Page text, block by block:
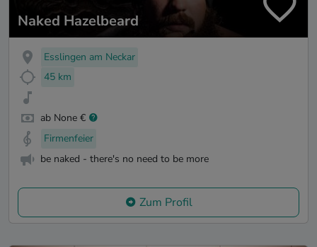
Naked Hazelbeard
Esslingen am Neckar
45 km
ab None €
Firmenfeier
be naked - there's no need to be more
Zum Profil